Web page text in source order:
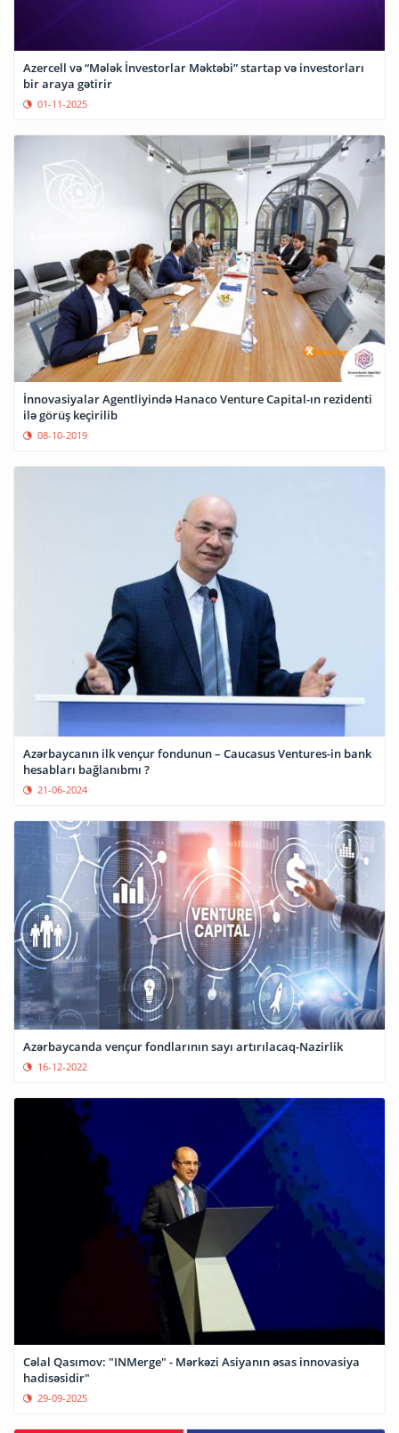
Azercell və “Mələk İnvestorlar Məktəbi” startap və investorları
bir araya gətirir
01-11-2025
İnnovasiyalar Agentliyində Hanaco Venture Capital-ın rezidenti
ilə görüş keçirilib
08-10-2019
Azərbaycanın ilk vençur fondunun – Caucasus Ventures-in bank
hesabları bağlanıbmı ?
21-06-2024
Azərbaycanda vençur fondlarının sayı artırılacaq-Nazirlik
16-12-2022
Cəlal Qasımov: "INMerge" - Mərkəzi Asiyanın əsas innovasiya
hadisəsidir"
29-09-2025